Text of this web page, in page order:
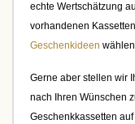
echte Wertschätzung
vorhandenen
Geschenkideen
Gerne aber stellen wir
nach Ihren Wünschen
Geschenkkassetten